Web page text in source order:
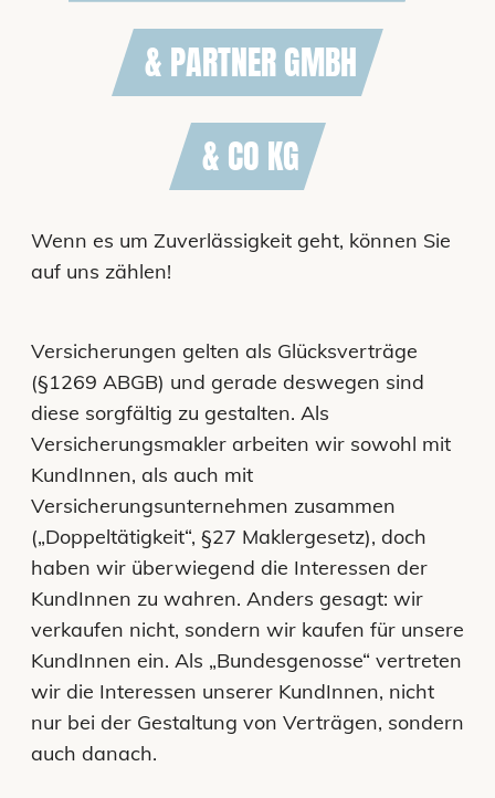
& PARTNER GMBH
& CO KG
Wenn es um Zuverlässigkeit geht, können Sie
auf uns zählen!
Versicherungen gelten als Glücksverträge
(§1269 ABGB) und gerade deswegen sind
diese sorgfältig zu gestalten. Als
Versicherungsmakler arbeiten wir sowohl mit
KundInnen, als auch mit
Versicherungsunternehmen zusammen
(„Doppeltätigkeit“, §27 Maklergesetz), doch
haben wir überwiegend die Interessen der
KundInnen zu wahren. Anders gesagt: wir
verkaufen nicht, sondern wir kaufen für unsere
KundInnen ein. Als „Bundesgenosse“ vertreten
wir die Interessen unserer KundInnen, nicht
nur bei der Gestaltung von Verträgen, sondern
auch danach.